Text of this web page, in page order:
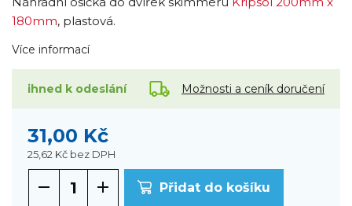
180mm, plastová.
Více informací
ihned k odeslání Možnosti a ceník doručení
31,00 Kč
25,62 Kč bez DPH
Přidat do košíku